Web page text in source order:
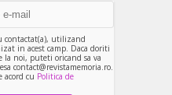
contactat(a), utilizand
in acest camp. Daca doriti
noi, puteti oricand sa va
contact@revistamemoria.ro.
cu Politica de